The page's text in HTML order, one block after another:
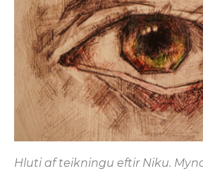
Hluti af teikningu eftir Niku.